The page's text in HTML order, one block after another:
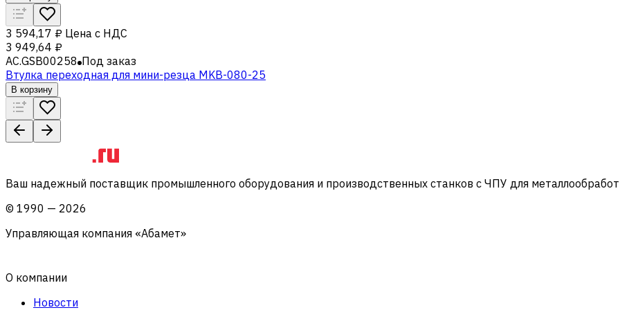
3 594,17 ₽ Цена с НДС
3 949,64 ₽
AC.GSB00258 Под заказ
Втулка переходная для мини-резца MKB-080-25
В корзину
Ваш надежный поставщик промышленного оборудования и производственных станков с ЧПУ для
© 1990 — 2026
Управляющая компания «Абамет»
О компании
Новости